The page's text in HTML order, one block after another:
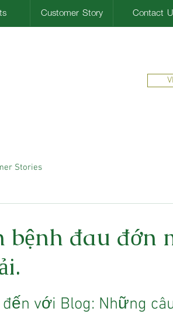
Customer Story Contact
Stories
bệnh đau đớn
với Blog: Những